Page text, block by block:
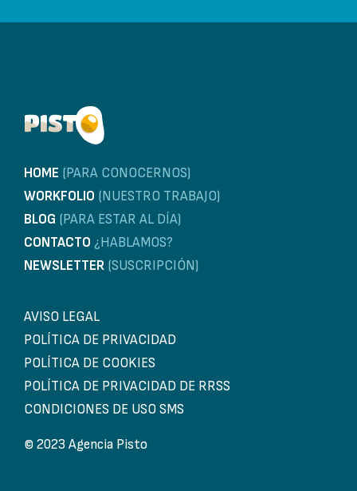
HOME (PARA CONOCERNOS)
WORKFOLIO (NUESTRO TRABAJO)
BLOG (PARA ESTAR AL DÍA)
CONTACTO ¿HABLAMOS?
NEWSLETTER (SUSCRIPCIÓN)
AVISO LEGAL
POLÍTICA DE PRIVACIDAD
POLÍTICA DE COOKIES
POLÍTICA DE PRIVACIDAD DE RRSS
CONDICIONES DE USO SMS
© 2023 Agencia Pisto